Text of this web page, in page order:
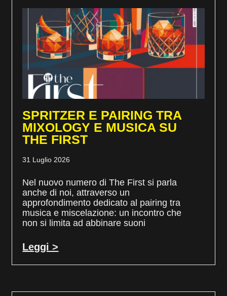
SPRITZER E PAIRING TRA
MIXOLOGY E MUSICA SU
THE FIRST
31 Luglio 2026
Nel nuovo numero di The First si parla
anche di noi, attraverso un
approfondimento dedicato al pairing tra
musica e miscelazione: un incontro che
non si limita ad abbinare suoni
Leggi >